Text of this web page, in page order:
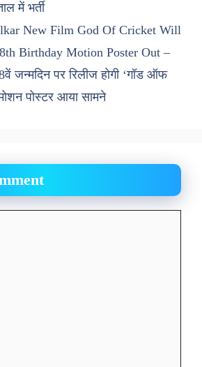
में भर्ती
New Film God Of Cricket Will
Birthday Motion Poster Out –
जन्मदिन पर रिलीज होगी ‘गॉड ऑफ
पोस्टर आया सामने